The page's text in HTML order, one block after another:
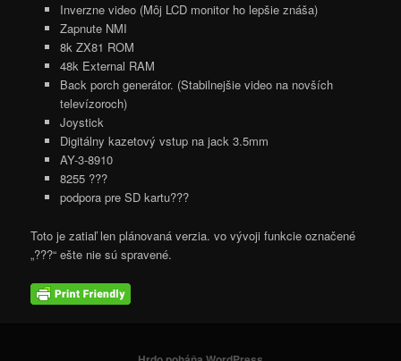
Inverzne video (Môj LCD monitor ho lepšie znáša)
Zapnute NMI
8k ZX81 ROM
48k External RAM
Back porch generátor. (Stabilnejšie video na novších
televízoroch)
Joystick
Digitálny kazetový vstup na jack 3.5mm
AY-3-8910
8255 ???
podpora pre SD kartu???
Toto je zatiaľ len plánovaná verzia. vo vývoji funkcie označené
„???“ ešte nie sú spravené.